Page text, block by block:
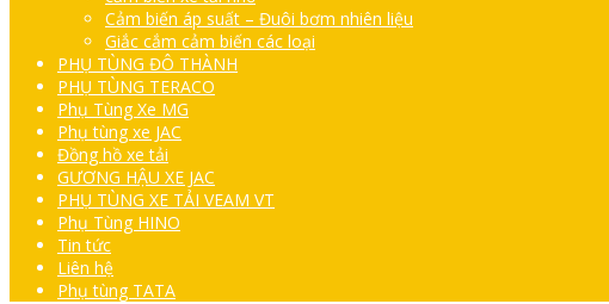
Cảm biến áp suất – Đuôi bơm nhiên liệu
Giắc cắm cảm biến các loại
PHỤ TÙNG ĐÔ THÀNH
PHỤ TÙNG TERACO
Phụ Tùng Xe MG
Phụ tùng xe JAC
Đồng hồ xe tải
GƯƠNG HẬU XE JAC
PHỤ TÙNG XE TẢI VEAM VT
Phụ Tùng HINO
Tin tức
Liên hệ
Phụ tùng TATA